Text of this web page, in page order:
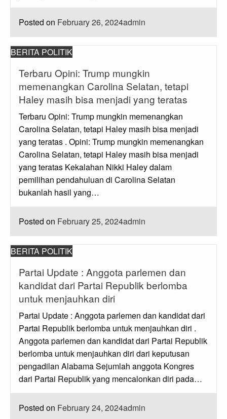
Posted on February 26, 2024admin
BERITA POLITIK
Terbaru Opini: Trump mungkin
memenangkan Carolina Selatan, tetapi
Haley masih bisa menjadi yang teratas
Terbaru Opini: Trump mungkin memenangkan
Carolina Selatan, tetapi Haley masih bisa menjadi
yang teratas . Opini: Trump mungkin memenangkan
Carolina Selatan, tetapi Haley masih bisa menjadi
yang teratas Kekalahan Nikki Haley dalam
pemilihan pendahuluan di Carolina Selatan
bukanlah hasil yang…
Posted on February 25, 2024admin
BERITA POLITIK
Partai Update : Anggota parlemen dan
kandidat dari Partai Republik berlomba
untuk menjauhkan diri
Partai Update : Anggota parlemen dan kandidat dari
Partai Republik berlomba untuk menjauhkan diri .
Anggota parlemen dan kandidat dari Partai Republik
berlomba untuk menjauhkan diri dari keputusan
pengadilan Alabama Sejumlah anggota Kongres
dari Partai Republik yang mencalonkan diri pada…
Posted on February 24, 2024admin